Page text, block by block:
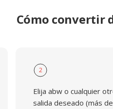
Cómo convertir
2
Elija abw o cualquier
salida deseado (más